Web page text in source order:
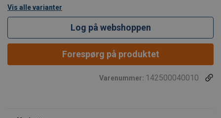
Vis alle varianter
Log på webshoppen
Forespørg på produktet
Varenummer: 142500040010